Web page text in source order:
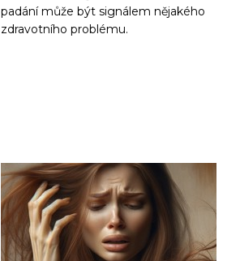
padání může být signálem nějakého
zdravotního problému.